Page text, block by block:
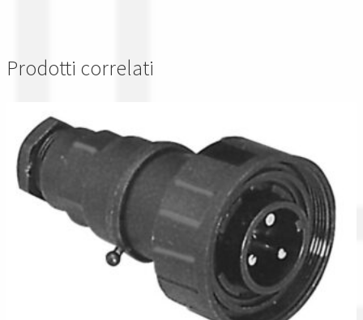
Prodotti correlati